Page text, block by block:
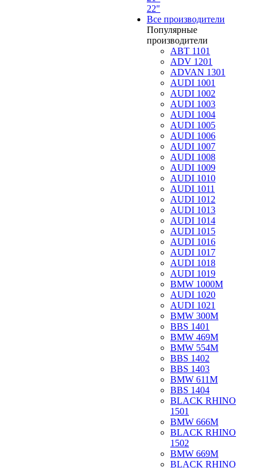
22"
Все производители
Популярные
производители
ABT 1101
ADV 1201
ADVAN 1301
AUDI 1001
AUDI 1002
AUDI 1003
AUDI 1004
AUDI 1005
AUDI 1006
AUDI 1007
AUDI 1008
AUDI 1009
AUDI 1010
AUDI 1011
AUDI 1012
AUDI 1013
AUDI 1014
AUDI 1015
AUDI 1016
AUDI 1017
AUDI 1018
AUDI 1019
BMW 1000M
AUDI 1020
AUDI 1021
BMW 300M
BBS 1401
BMW 469M
BMW 554M
BBS 1402
BBS 1403
BMW 611M
BBS 1404
BLACK RHINO
1501
BMW 666M
BLACK RHINO
1502
BMW 669M
BLACK RHINO